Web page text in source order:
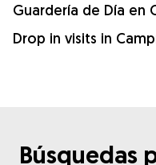
Guardería de Día en
Drop in visits in
Búsquedas